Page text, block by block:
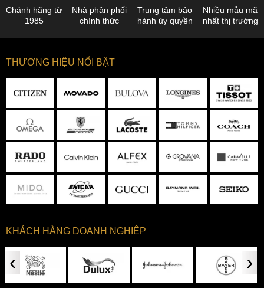
Chánh hãng từ
1985
Nhà phân phối
chính thức
Trung tâm bảo
hành ủy quyền
Nhiều mẫu mã
nhất thị trường
THƯƠNG HIỆU NỔI BẬT
KHÁCH HÀNG DOANH NGHIỆP
‹ ›